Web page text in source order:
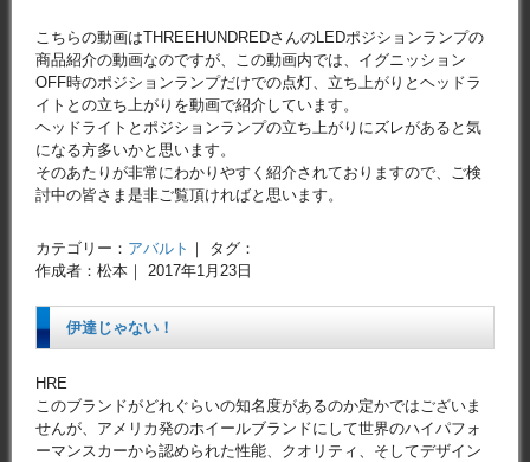
こちらの動画はTHREEHUNDREDさんのLEDポジションランプの
商品紹介の動画なのですが、この動画内では、イグニッション
OFF時のポジションランプだけでの点灯、立ち上がりとヘッドラ
イトとの立ち上がりを動画で紹介しています。
ヘッドライトとポジションランプの立ち上がりにズレがあると気
になる方多いかと思います。
そのあたりが非常にわかりやすく紹介されておりますので、ご検
討中の皆さま是非ご覧頂ければと思います。
カテゴリー： アバルト ｜ タグ：
作成者：松本｜ 2017年1月23日
伊達じゃない！
HRE
このブランドがどれぐらいの知名度があるのか定かではございま
せんが、アメリカ発のホイールブランドにして世界のハイパフォ
ーマンスカーから認められた性能、クオリティ、そしてデザイン